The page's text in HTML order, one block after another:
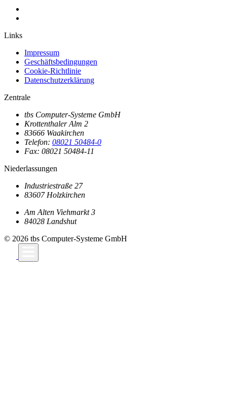
Links
Impressum
Geschäftsbedingungen
Cookie-Richtlinie
Datenschutzerklärung
Zentrale
tbs Computer-Systeme GmbH
Krottenthaler Alm 2
83666 Waakirchen
Telefon: 08021 50484-0
Fax: 08021 50484-11
Niederlassungen
Industriestraße 27
83607 Holzkirchen
Am Alten Viehmarkt 3
84028 Landshut
© 2026 tbs Computer-Systeme GmbH